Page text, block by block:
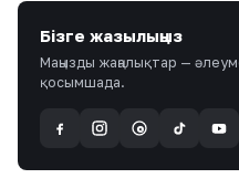
Бізге жазылыңыз
Маңызды жаңалықтар —
қосымшада.
@